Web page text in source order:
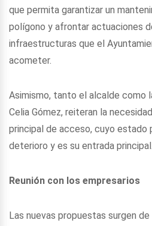
que permita garantizar un
polígono y afrontar actuaciones
infraestructuras que el
acometer.
Asimismo, tanto el alcalde como
Celia Gómez, reiteran la
principal de acceso, cuyo estado
deterioro y es su entrada principal.
Reunión con los empresarios
Las nuevas propuestas surgen